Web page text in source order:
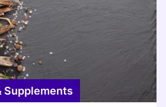
Supplements